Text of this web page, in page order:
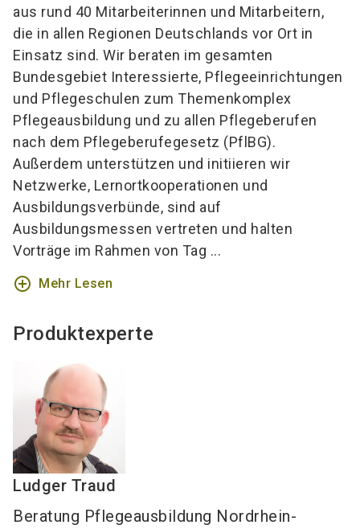
aus rund 40 Mitarbeiterinnen und Mitarbeitern,
die in allen Regionen Deutschlands vor Ort in
Einsatz sind. Wir beraten im gesamten
Bundesgebiet Interessierte, Pflegeeinrichtungen
und Pflegeschulen zum Themenkomplex
Pflegeausbildung und zu allen Pflegeberufen
nach dem Pflegeberufegesetz (PflBG).
Außerdem unterstützen und initiieren wir
Netzwerke, Lernortkooperationen und
Ausbildungsverbünde, sind auf
Ausbildungsmessen vertreten und halten
Vorträge im Rahmen von Tag ...
add_circle_outline Mehr Lesen
Produktexperte
Ludger Traud
Beratung Pflegeausbildung Nordrhein-